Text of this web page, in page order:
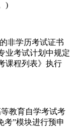
)
非学历考试证书
业考试计划中规定
课程列表》执行
教育自学考试考
考”模块进行预申